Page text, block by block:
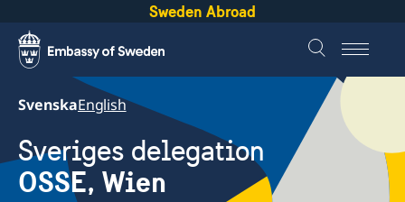
Sweden Abroad
SvenskaEnglish
Sveriges delegation
OSSE, Wien